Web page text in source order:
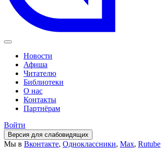
Новости
Афиша
Читателю
Библиотеки
О нас
Контакты
Партнёрам
Войти
Версия для слабовидящих
Мы в Вконтакте, Одноклассники, Max, Rutube